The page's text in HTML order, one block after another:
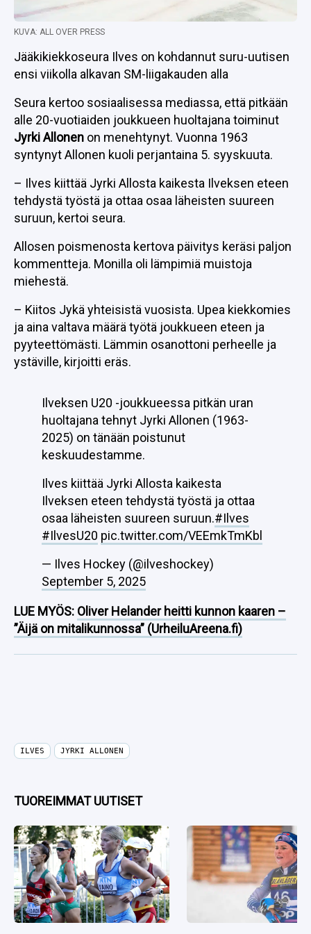
KUVA: ALL OVER PRESS
Jääkikiekkoseura Ilves on kohdannut suru-uutisen
ensi viikolla alkavan SM-liigakauden alla
Seura kertoo sosiaalisessa mediassa, että pitkään
alle 20-vuotiaiden joukkueen huoltajana toiminut
Jyrki Allonen on menehtynyt. Vuonna 1963
syntynyt Allonen kuoli perjantaina 5. syyskuuta.
– Ilves kiittää Jyrki Allosta kaikesta Ilveksen eteen
tehdystä työstä ja ottaa osaa läheisten suureen
suruun, kertoi seura.
Allosen poismenosta kertova päivitys keräsi paljon
kommentteja. Monilla oli lämpimiä muistoja
miehestä.
– Kiitos Jykä yhteisistä vuosista. Upea kiekkomies
ja aina valtava määrä työtä joukkueen eteen ja
pyyteettömästi. Lämmin osanottoni perheelle ja
ystäville, kirjoitti eräs.
Ilveksen U20 -joukkueessa pitkän uran
huoltajana tehnyt Jyrki Allonen (1963-
2025) on tänään poistunut
keskuudestamme.
Ilves kiittää Jyrki Allosta kaikesta
Ilveksen eteen tehdystä työstä ja ottaa
osaa läheisten suureen suruun.#Ilves
#IlvesU20 pic.twitter.com/VEEmkTmKbl
— Ilves Hockey (@ilveshockey)
September 5, 2025
LUE MYÖS: Oliver Helander heitti kunnon kaaren –
”Äijä on mitalikunnossa” (UrheiluAreena.fi)
ILVES JYRKI ALLONEN
TUOREIMMAT UUTISET